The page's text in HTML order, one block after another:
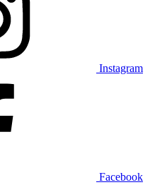
Instagram
Facebook